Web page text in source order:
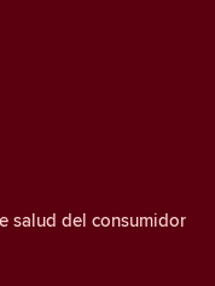
salud del consumidor